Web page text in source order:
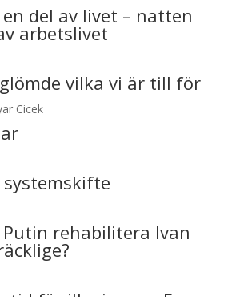
del av livet – natten
arbetslivet
vilka vi är till för
Cicek
rehabilitera Ivan